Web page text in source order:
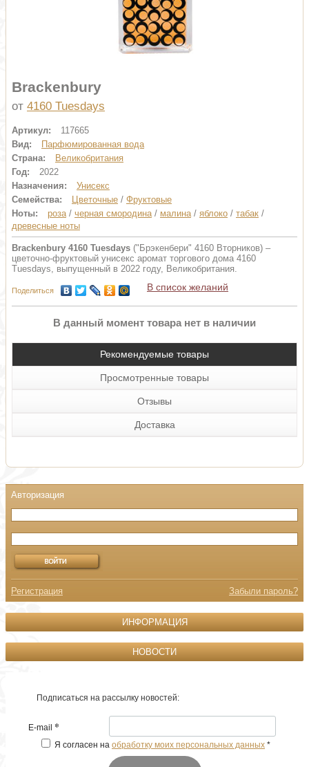
Brackenbury
от 4160 Tuesdays
Артикул:
117665
Вид:
Парфюмированная вода
Страна:
Великобритания
Год:
2022
Назначения:
Унисекс
Семейства:
Цветочные / Фруктовые
Ноты:
роза/ черная смородина/ малина/ яблоко / табак /
древесные ноты
Brackenbury 4160 Tuesdays ("Брэкенбери" 4160 Вторников) –
цветочно-фруктовый унисекс аромат торгового дома 4160
Tuesdays, выпущенный в 2022 году, Великобритания.
Поделиться В список желаний
В данный момент товара нет в наличии
Рекомендуемые товары
Просмотренные товары
Отзывы
Доставка
Регистрация Забыли пароль?
ИНФОРМАЦИЯ
НОВОСТИ
Подписаться на рассылку новостей:
E-mail *
Я согласен на обработку моих персональных данных *